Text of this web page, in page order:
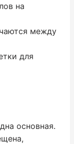
на
между
для
основная.